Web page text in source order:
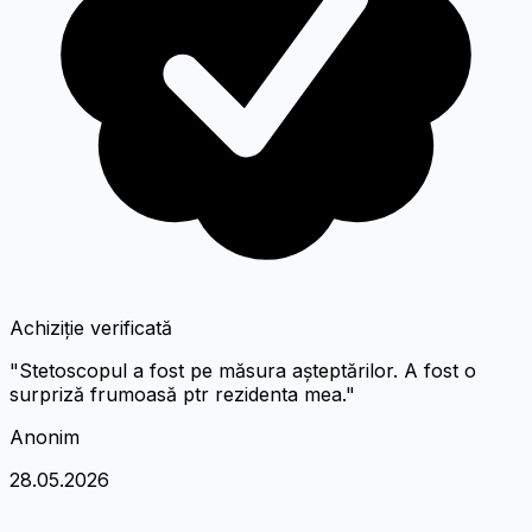
Achiziție verificată
"Stetoscopul a fost pe măsura așteptărilor. A fost o
surpriză frumoasă ptr rezidenta mea."
Anonim
28.05.2026